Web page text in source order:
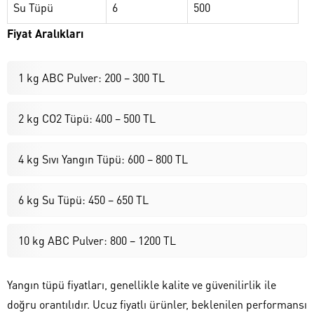
Su Tüpü 6
500
Fiyat Aralıkları
1 kg ABC Pulver: 200 – 300 TL
2 kg CO2 Tüpü: 400 – 500 TL
4 kg Sıvı Yangın Tüpü: 600 – 800 TL
6 kg Su Tüpü: 450 – 650 TL
10 kg ABC Pulver: 800 – 1200 TL
Yangın tüpü fiyatları, genellikle kalite ve güvenilirlik ile
doğru orantılıdır. Ucuz fiyatlı ürünler, beklenilen performansı